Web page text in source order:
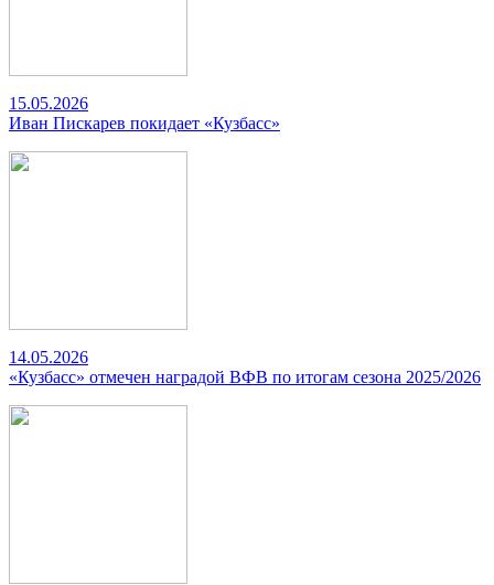
15.05.2026
Иван Пискарев покидает «Кузбасс»
14.05.2026
«Кузбасс» отмечен наградой ВФВ по итогам сезона 2025/2026